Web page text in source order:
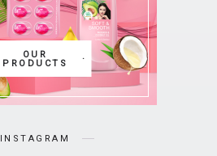
OUR
PRODUCTS
INSTAGRAM